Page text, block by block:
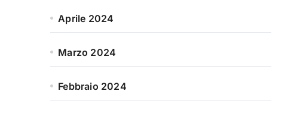
Aprile 2024
Marzo 2024
Febbraio 2024